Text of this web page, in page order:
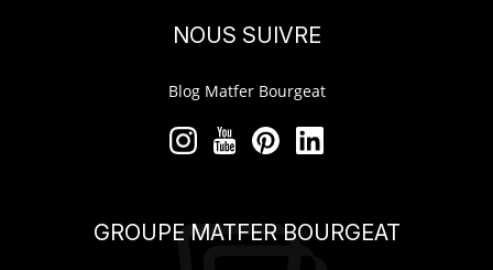
CONFIGURATIONS
PORTAIL
NOUS SUIVRE
Blog Matfer Bourgeat
GROUPE MATFER BOURGEAT